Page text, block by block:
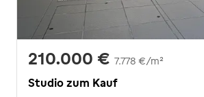
210.000 € 7.778 €/m²
Studio zum Kauf